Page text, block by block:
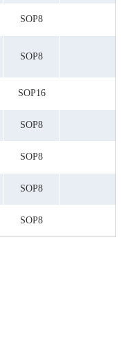
SOP8
SOP8
SOP16
SOP8
SOP8
SOP8
SOP8